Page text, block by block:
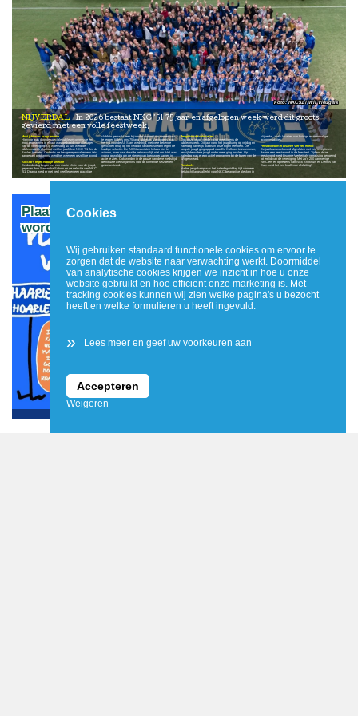
NIJVERDAL
gevierd met een volle feestweek.
Mooi jubileum programma
Hiervoor was door de speciale jubileumcommissie een
mooi programma in elkaar was gedraaid voor alle lagen
van de vereniging. Op woensdag 10 juni werd de
jubileumweek afgetrapt met het jaarlijkse NKC ’51 Jeu de
Boules toernooi. Ondanks de hevige regenval en een iets
aangepast programma werd het weer een gezellige avond.
All Stars tegen huidige selectie
De donderdag begon met een mooie clinic voor de jeugd,
gegeven door Samantha Schorn en de selectie van NKC
‘51. Daarna werd er met heel veel leden een prachtige
clubfoto gemaakt: een bijzonder moment om samen vast
te leggen tijdens ons 75-jarig jubileum. Vervolgens was
het tijd voor de All Stars wedstrijd, met vele bekende
gezichten terug op het veld die fanatiek streden tegen de
huidige selectie. De All Stars wisten helaas niet te
winnen, maar daar draaide het natuurlijk niet om. Het was
vooral geweldig om de sterren van toen weer samen in
actie te zien. Ook werden in de pauze van deze wedstrijd
de nieuwe wedstrijdshirts voor de komende seizoenen
gepresenteerd.
Jeugd vierde volop mee
Ook onze jeugd vierde volop mee tijdens de
jubileumweek. Dit jaar vond het jeugdkamp op vrijdag en
zaterdag namelijk plaats in onze eigen feesttent. De
jongste jeugd ging op pad naar De Kolk om te zwemmen,
terwijl de oudere jeugd onder meer ging bowlen. Op
zaterdag was er een actief programma bij de buren van de
Wilgenweard.
Fietstocht
Na het jeugdkamp was het zaterdagmiddag tijd voor een
fietstocht langs allerlei voor NKC belangrijke plekken in
Nijverdal, zoals locaties van huidige en voormalige
accommodaties.
Feestavond met Lisanne Verheij erelid
De jubileumweek werd afgesloten met een receptie en
daarna een feestavond in de feesttent. Tijdens deze
feestavond werd Lisanne Verheij als verrassing benoemd
tot erelid van de vereniging. Met zo’n 200 aanwezige
NKC’ers en optredens van Nick Brinkhuis en Dennis van
Dam werd het een knallende afsluiting!
NKC'51 / Wil Vleugels
Plaatsnaamborden gemeente Hellendoorn
worden aangepast
Cookies
Wij gebruiken standaard functionele cookies om ervoor te
zorgen dat de website naar verwachting werkt. Doormiddel
van analytische cookies krijgen we inzicht in hoe u onze
website gebruikt en hoe efficiënt onze marketing is. Met
tracking cookies kunnen wij zien welke pagina's u bezocht
heeft en welke formulieren u heeft ingevuld.
» Lees meer en geef uw voorkeuren aan
Accepteren
Weigeren